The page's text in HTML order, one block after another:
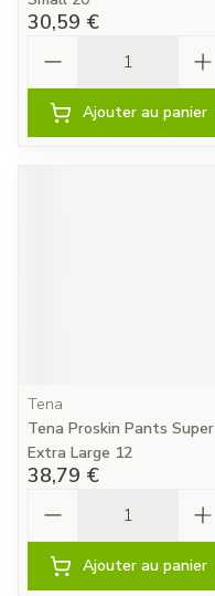
30,59 €
Ajouter au panier
Tena
Tena Proskin Pants Super
Extra Large 12
38,79 €
Ajouter au panier